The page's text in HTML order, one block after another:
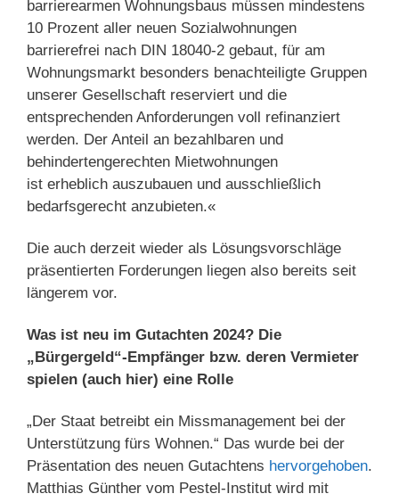
barrierearmen Wohnungsbaus müssen mindestens
10 Prozent aller neuen Sozialwohnungen
barrierefrei nach DIN 18040-2 gebaut, für am
Wohnungsmarkt besonders benachteiligte Gruppen
unserer Gesellschaft reserviert und die
entsprechenden Anforderungen voll refinanziert
werden. Der Anteil an bezahlbaren und
behindertengerechten Mietwohnungen
ist erheblich auszubauen und ausschließlich
bedarfsgerecht anzubieten.«
Die auch derzeit wieder als Lösungsvorschläge
präsentierten Forderungen liegen also bereits seit
längerem vor.
Was ist neu im Gutachten 2024? Die
„Bürgergeld“-Empfänger bzw. deren Vermieter
spielen (auch hier) eine Rolle
„Der Staat betreibt ein Missmanagement bei der
Unterstützung fürs Wohnen.“ Das wurde bei der
Präsentation des neuen Gutachtens hervorgehoben.
Matthias Günther vom Pestel-Institut wird mit